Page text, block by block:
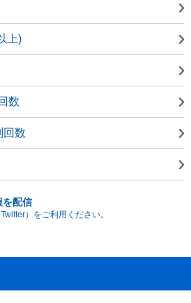
上)
数
回数
を配信
）をご利用ください。